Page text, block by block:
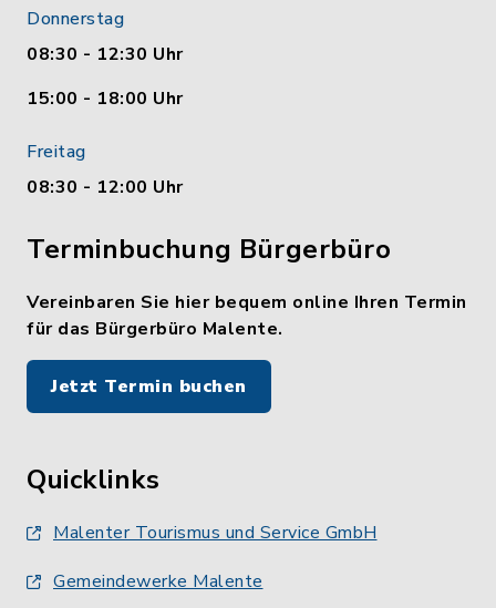
Donnerstag
08:30 - 12:30 Uhr
15:00 - 18:00 Uhr
Freitag
08:30 - 12:00 Uhr
Terminbuchung Bürgerbüro
Vereinbaren Sie hier bequem online Ihren Termin
für das Bürgerbüro Malente.
Jetzt Termin buchen
Quicklinks
Malenter Tourismus und Service GmbH
Gemeindewerke Malente